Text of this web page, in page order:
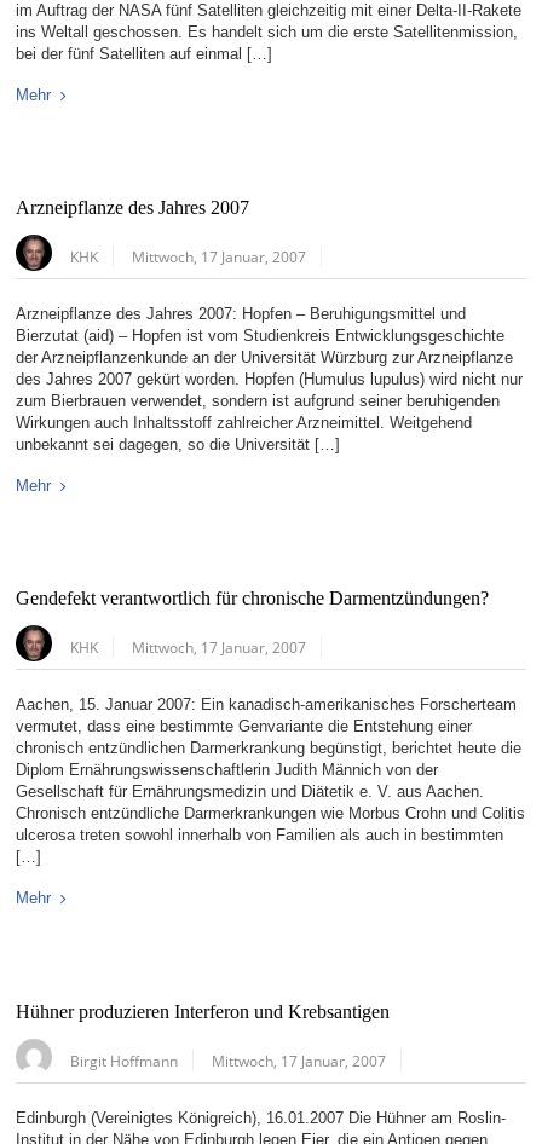
im Auftrag der NASA fünf Satelliten gleichzeitig mit einer Delta-II-Rakete
ins Weltall geschossen. Es handelt sich um die erste Satellitenmission,
bei der fünf Satelliten auf einmal […]
Mehr
Arzneipflanze des Jahres 2007
KHK Mittwoch, 17 Januar, 2007
Arzneipflanze des Jahres 2007: Hopfen – Beruhigungsmittel und
Bierzutat (aid) – Hopfen ist vom Studienkreis Entwicklungsgeschichte
der Arzneipflanzenkunde an der Universität Würzburg zur Arzneipflanze
des Jahres 2007 gekürt worden. Hopfen (Humulus lupulus) wird nicht nur
zum Bierbrauen verwendet, sondern ist aufgrund seiner beruhigenden
Wirkungen auch Inhaltsstoff zahlreicher Arzneimittel. Weitgehend
unbekannt sei dagegen, so die Universität […]
Mehr
Gendefekt verantwortlich für chronische Darmentzündungen?
KHK Mittwoch, 17 Januar, 2007
Aachen, 15. Januar 2007: Ein kanadisch-amerikanisches Forscherteam
vermutet, dass eine bestimmte Genvariante die Entstehung einer
chronisch entzündlichen Darmerkrankung begünstigt, berichtet heute die
Diplom Ernährungswissenschaftlerin Judith Männich von der
Gesellschaft für Ernährungsmedizin und Diätetik e. V. aus Aachen.
Chronisch entzündliche Darmerkrankungen wie Morbus Crohn und Colitis
ulcerosa treten sowohl innerhalb von Familien als auch in bestimmten
[…]
Mehr
Hühner produzieren Interferon und Krebsantigen
Birgit Hoffmann Mittwoch, 17 Januar, 2007
Edinburgh (Vereinigtes Königreich), 16.01.2007 Die Hühner am Roslin-
Institut in der Nähe von Edinburgh legen Eier, die ein Antigen gegen